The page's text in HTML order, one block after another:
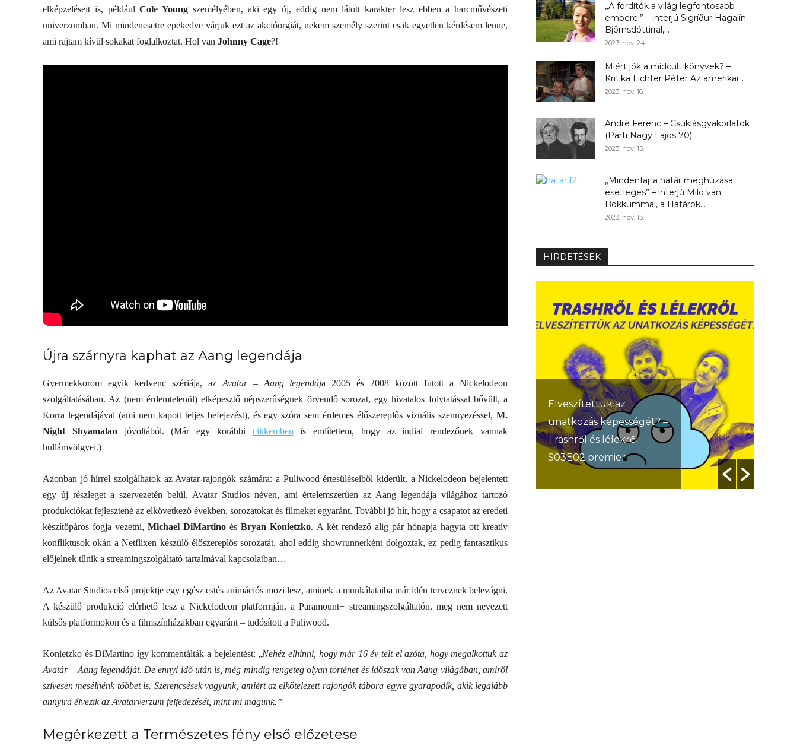
elképzeléseit is, példáulCole Young személyében, aki egy új, eddig nem látott karakter lesz ebben a harcművészeti
univerzumban. Mi mindenesetre epekedve várjuk ezt az akcióorgiát, nekem személy szerint csak egyetlen kérdésem lenne,
ami rajtam kívül sokakat foglalkoztat. Hol van Johnny Cage?!
Újra szárnyra kaphat az Aang legendája
Gyermekkorom egyik kedvenc szériája, az Avatar – Aang legendája 2005 és 2008 között futott a Nickelodeon
szolgáltatásában. Az (nem érdemtelenül) elképesztő népszerűségnek örvendő sorozat, egy hivatalos folytatással bővült, a
Korra legendájával (ami nem kapott teljes befejezést), és egy szóra sem érdemes élőszereplős vizuális szennyezéssel, M.
Night Shyamalan jóvoltából. (Már egy korábbi cikkemben
is említettem, hogy az indiai rendezőnek vannak
hullámvölgyei.)
Azonban jó hírrel szolgálhatok az Avatar-rajongók számára: a Puliwood értesüléseiből kiderült, a Nickelodeon bejelentett
egy új részleget a szervezetén belül, Avatar Studios néven, ami értelemszerűen az Aang legendája világához tartozó
produkciókat fejlesztené az elkövetkező években, sorozatokat és filmeket egyaránt. További jó hír, hogy a csapatot az eredeti
készítőpáros fogja vezetni,Michael DiMartino ésBryan Konietzko. A két rendező alig pár hónapja hagyta ott kreatív
konfliktusok okán a Netflixen készülő élőszereplős sorozatát, ahol eddig showrunnerként dolgoztak, ez pedig fantasztikus
előjelnek tűnik a streamingszolgáltató tartalmával kapcsolatban…
Az Avatar Studios első projektje egy egész estés animációs mozi lesz, aminek a munkálataiba már idén terveznek belevágni.
A készülő produkció elérhető lesz a Nickelodeon platformján, a Paramount+ streamingszolgáltatón, meg nem nevezett
külsős platformokon és a filmszínházakban egyaránt – tudósított a Puliwood.
Konietzko és DiMartino így kommentálták a bejelentést: „Nehéz elhinni, hogy már 16 év telt el azóta, hogy megalkottuk az
Avatár – Aang legendáját. De ennyi idő után is, még mindig rengeteg olyan történet és időszak van Aang világában, amiről
szívesen mesélnénk többet is. Szerencsések vagyunk, amiért az elkötelezett rajongók tábora egyre gyarapodik, akik legalább
annyira élvezik az Avatarverzum felfedezését, mint mi magunk.”
Megérkezett a Természetes fény első előzetese
„A fordítók a világ legfontosabb
emberei” – interjú Sigríður Hagalín
Björnsdóttirral,...
2023. nov. 24.
Miért jók a midcult könyvek? –
Kritika Lichter Péter Az amerikai...
2023. nov. 16.
André Ferenc – Csuklásgyakorlatok
(Parti Nagy Lajos 70)
2023. nov. 15.
„Mindenfajta határ meghúzása
esetleges” – interjú Milo van
Bokkummal, a Határok...
2023. nov. 13.
HIRDETÉSEK
Smalltalkolunk a
smalltalkról – Trashről és
Elveszítettük az
unatkozás képességét? –
Trashről és lélekről
Az f21-re költözik a
Trashről és lélekről –
Amurpodcast